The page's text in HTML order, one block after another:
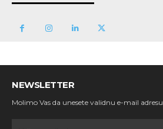
NEWSLETTER
Molimo Vas da unesete validnu e-mail adresu